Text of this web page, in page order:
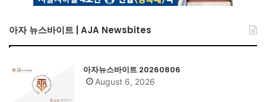
아자 뉴스바이트 | AJA Newsbites
아자뉴스바이트 20260806
August 6, 2026